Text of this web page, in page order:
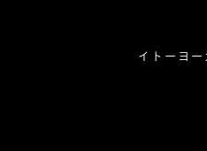
イトーヨ